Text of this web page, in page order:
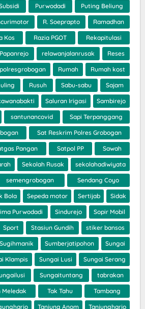
Purwodadi Puting Beliung
R. Soeprapto Ramadhan
Kos Razia PGOT Rekapitulasi
relawanjalanrusak Reses
Rumah Rumah kost
Rusuh Sabu-sabu Sajam
Saluran Irigasi Sambirejo
santunancovid Sapi Terpanggang
Sat Reskrim Polres Grobogan
Pangan Satpol PP Sawah
Sekolah Rusak sekolahadiwiyata
semengrobogan Sendang Coyo
Bola Sepeda motor Sertijab Sidak
Purwodadi Sindurejo Sopir Mobil
Sport Stasiun Gundih stiker bansos
Sugihmanik Sumberjatipohon Sungai
Klampis Sungai Lusi Sungai Serang
Sungaituntang tabrakan
Meledak Tak Tahu Tambang
Tanjung Anom Tanjungharjo